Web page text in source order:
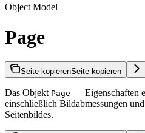
Object Model
Page
Seite kopierenSeite kopieren
Das Objekt Page — Eigenschaften
einschließlich Bildabmessungen
Seitenbildes.